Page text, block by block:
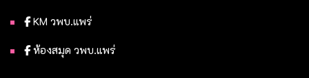
KM วพบ.แพร่
ห้องสมุด วพบ.แพร่